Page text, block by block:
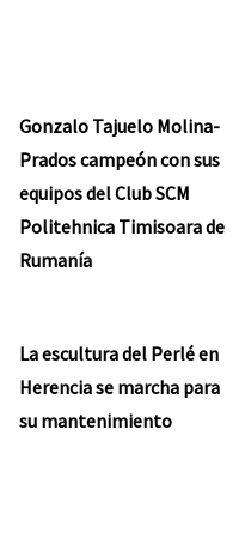
Gonzalo Tajuelo Molina-
Prados campeón con sus
equipos del Club SCM
Politehnica Timisoara de
Rumanía
La escultura del Perlé en
Herencia se marcha para
su mantenimiento